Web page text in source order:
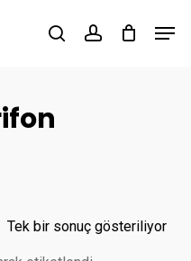
searchaccount
Tek bir sonuç gösteriliyor